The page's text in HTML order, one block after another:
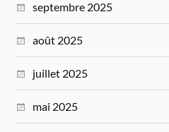
septembre 2025
août 2025
juillet 2025
mai 2025